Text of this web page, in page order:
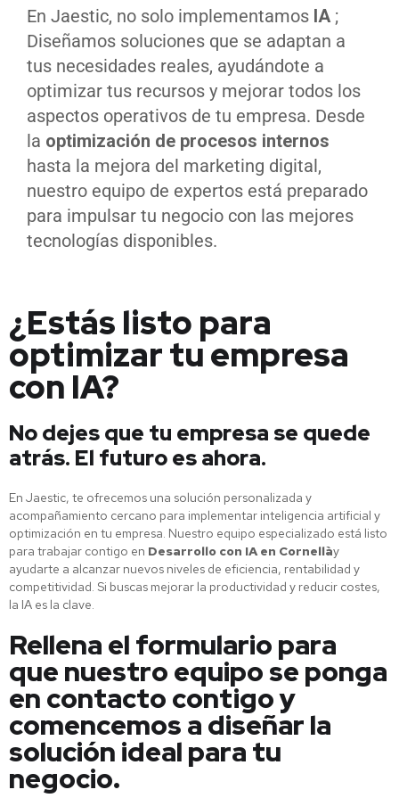
En Jaestic, no solo implementamos IA ;
Diseñamos soluciones que se adaptan a
tus necesidades reales, ayudándote a
optimizar tus recursos y mejorar todos los
aspectos operativos de tu empresa. Desde
la optimización de procesos internos
hasta la mejora del marketing digital,
nuestro equipo de expertos está preparado
para impulsar tu negocio con las mejores
tecnologías disponibles.
¿Estás listo para
optimizar tu empresa
con IA?
No dejes que tu empresa se quede
atrás. El futuro es ahora.
En Jaestic, te ofrecemos una solución personalizada y
acompañamiento cercano para implementar inteligencia artificial y
optimización en tu empresa. Nuestro equipo especializado está listo
para trabajar contigo en Desarrollo con IA en Cornellày
ayudarte a alcanzar nuevos niveles de eficiencia, rentabilidad y
competitividad. Si buscas mejorar la productividad y reducir costes,
la IA es la clave.
Rellena el formulario para
que nuestro equipo se ponga
en contacto contigo y
comencemos a diseñar la
solución ideal para tu
negocio.